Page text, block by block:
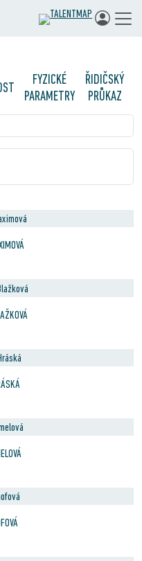
FYZICKÉ
PARAMETRY
ŘIDIČSKÝ
PRŮKAZ